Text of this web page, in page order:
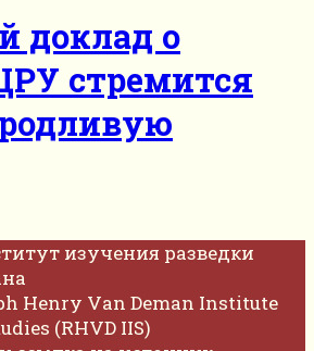
доклад о
стремится
изучения разведки
Henry Van Deman Institute
(RHVD IIS)